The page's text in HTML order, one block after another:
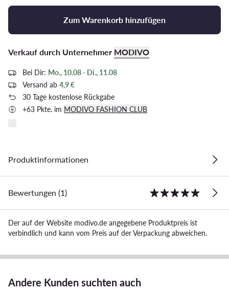
Zum Warenkorb hinzufügen
Verkauf durch Unternehmer MODIVO
Bei Dir: Mo., 10.08 - Di., 11.08
Versand ab 4,9 €
30 Tage kostenlose Rückgabe
+63 Pkte. im MODIVO FASHION CLUB
Produktinformationen
Bewertungen (1)
Der auf der Website modivo.de angegebene Produktpreis ist
verbindlich und kann vom Preis auf der Verpackung abweichen.
Andere Kunden suchten auch